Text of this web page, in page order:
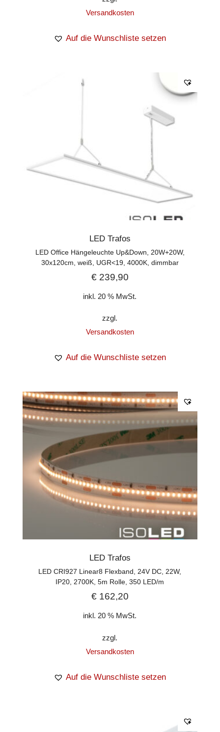
Versandkosten
Auf die Wunschliste setzen
LED Trafos
LED Office Hängeleuchte Up&Down, 20W+20W,
30x120cm, weiß, UGR<19, 4000K, dimmbar
€239,90
inkl. 20 % MwSt.
zzgl.
Versandkosten
Auf die Wunschliste setzen
LED Trafos
LED CRI927 Linear8 Flexband, 24V DC, 22W,
IP20, 2700K, 5m Rolle, 350 LED/m
€162,20
inkl. 20 % MwSt.
zzgl.
Versandkosten
Auf die Wunschliste setzen